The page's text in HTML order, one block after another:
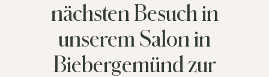
nächsten Besuch in
unserem Salon in
Biebergemünd zur